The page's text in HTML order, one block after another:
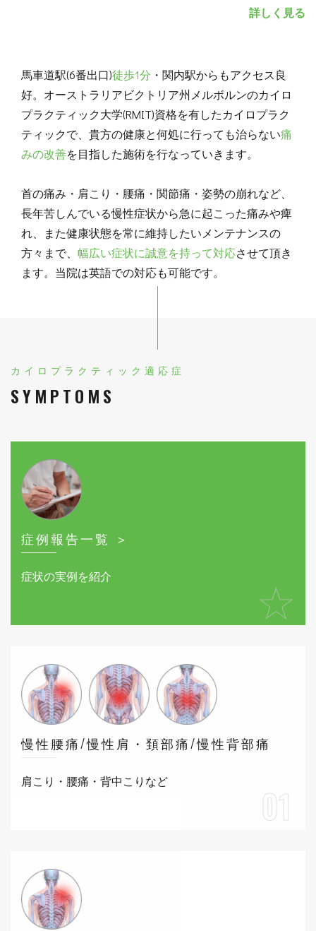
詳しく見る
馬車道駅(6番出口)徒歩1分 ・関内駅からもアクセス良
好。オーストラリアビクトリア州メルボルンのカイロ
プラクティック大学(RMIT)資格を有したカイロプラク
ティックで、貴方の健康と何処に行っても治らない痛
みの改善を目指した施術を行なっていきます。
首の痛み・肩こり・腰痛・関節痛・姿勢の崩れなど、
長年苦しんでいる慢性症状から急に起こった痛みや痺
れ、また健康状態を常に維持したいメンテナンスの
方々まで、 幅広い症状に誠意を持って対応させて頂き
ます。当院は英語での対応も可能です。
カイロプラクティック適応症
SYMPTOMS
症例報告一覧 ＞
症状の実例を紹介
★
慢性腰痛/慢性肩・頚部痛/慢性背部痛
肩こり・腰痛・背中こりなど
01